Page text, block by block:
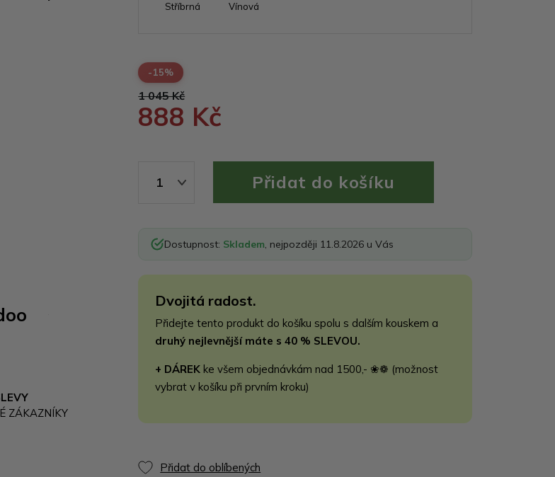
ZÁKAZNÍKY
Stříbrná Vínová
-15%
1 045 Kč
888 Kč
1
Dostupnost: Skladem , nejpozději 11.8.2026 u Vás
Dvojitá radost.
Přidejte tento produkt do košíku spolu s dalším kouskem a
druhý nejlevnější máte s 40 % SLEVOU.
+ DÁREK ke všem objednávkám nad 1500,- ❀❁ (možnost
vybrat v košíku při prvním kroku)
Přidat do oblíbených